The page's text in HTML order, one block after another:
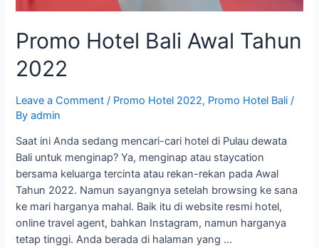
Promo Hotel Bali Awal Tahun
2022
Leave a Comment / Promo Hotel 2022, Promo Hotel Bali /
Byadmin
Saat ini Anda sedang mencari-cari hotel di Pulau dewata
Bali untuk menginap? Ya, menginap atau staycation
bersama keluarga tercinta atau rekan-rekan pada Awal
Tahun 2022. Namun sayangnya setelah browsing ke sana
ke mari harganya mahal. Baik itu di website resmi hotel,
online travel agent, bahkan Instagram, namun harganya
tetap tinggi. Anda berada di halaman yang …